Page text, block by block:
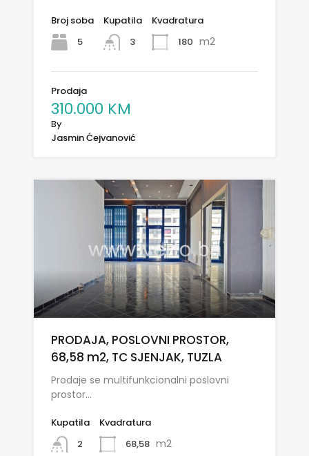
Broj soba
5
Kupatila
3
Kvadratura
180 m2
Prodaja
310.000 KM
By
Jasmin Ćejvanović
PRODAJA, POSLOVNI PROSTOR,
68,58 m2, TC SJENJAK, TUZLA
Prodaje se multifunkcionalni poslovni
prostor…
Kupatila
2
Kvadratura
68,58 m2